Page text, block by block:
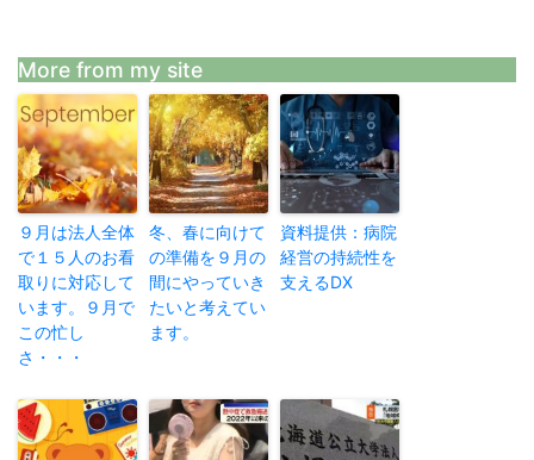
More from my site
９月は法人全体
で１５人のお看
取りに対応して
います。９月で
この忙し
さ・・・
冬、春に向けて
の準備を９月の
間にやっていき
たいと考えてい
ます。
資料提供：病院
経営の持続性を
支えるDX